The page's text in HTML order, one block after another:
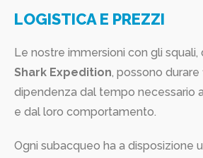
LOGISTICA E PREZZI
Le nostre immersioni con gli squali,
Shark Expedition, possono durare
dipendenza dal tempo necessario
e dal loro comportamento.
Ogni subacqueo ha a disposizione